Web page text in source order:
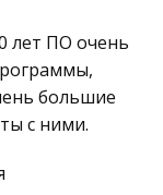
право
Они
лет ПО очень
большие
с ними.